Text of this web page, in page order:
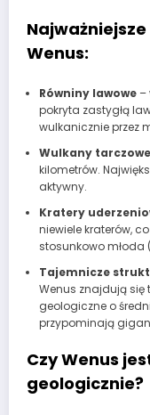
Wenus:
Równiny lawowe–
pokryta zastygłą
wulkanicznie przez
Wulkany tarczowe
kilometrów.
aktywny.
Kratery
niewiele kraterów,
stosunkowo młoda
Tajemnicze
Wenus znajdują się
geologiczne o
przypominają
Czy Wenus
geologicznie?